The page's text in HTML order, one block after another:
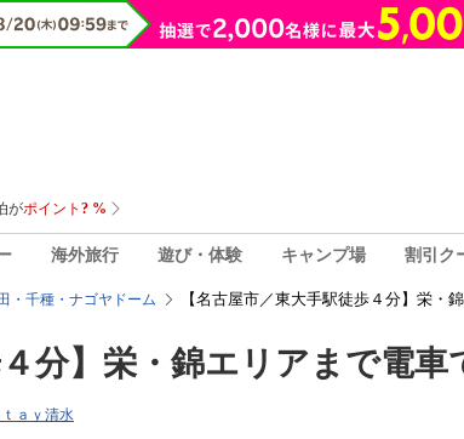
海外旅行 遊び・体験 キャンプ場 割引ク
・千種・ナゴヤドーム 【名古屋市／東大手駅徒歩４分】栄・
分】栄・錦エリアまで電車
ａｙ清水